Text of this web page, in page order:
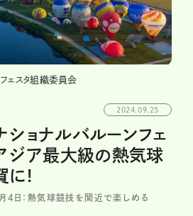
ェスタ組織委員会
2024.09.25
ショナルバルーンフェ
ジア最大級の熱気球
に!
日：熱気球競技を間近で楽しめる